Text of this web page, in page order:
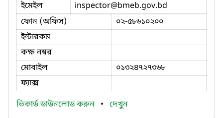
ইমেইল
inspector@bmeb.gov.bd
ফোন (অফিস)
০২-৫৮৬১০২০০
ইন্টারকম
কক্ষ নম্বর
মোবাইল
০১৩২৪৭২৭৩৬৮
ফ্যাক্স
ভিকার্ড ডাউনলোড করুন • দেখুন